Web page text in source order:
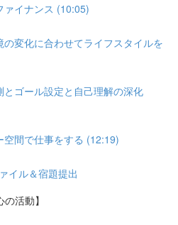
イナンス (10:05)
変化に合わせてライフスタイルを
ゴール設定と自己理解の深化
間で仕事をする (12:19)
イル＆宿題提出
活動】